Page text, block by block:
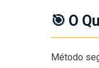
🎯 O
Método